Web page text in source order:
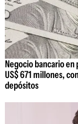
Negocio bancario
US$ 671 millones,
depósitos